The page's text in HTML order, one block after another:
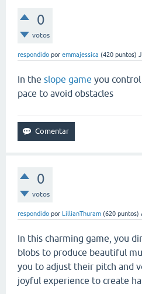
0
votos
respondido por emmajessica (420 puntos)
In the slope game you
pace to avoid obstacles
0
votos
respondido por LillianThuram (620 puntos)
In this charming game, you
blobs to produce beautiful
you to adjust their pitch and
joyful experience to create